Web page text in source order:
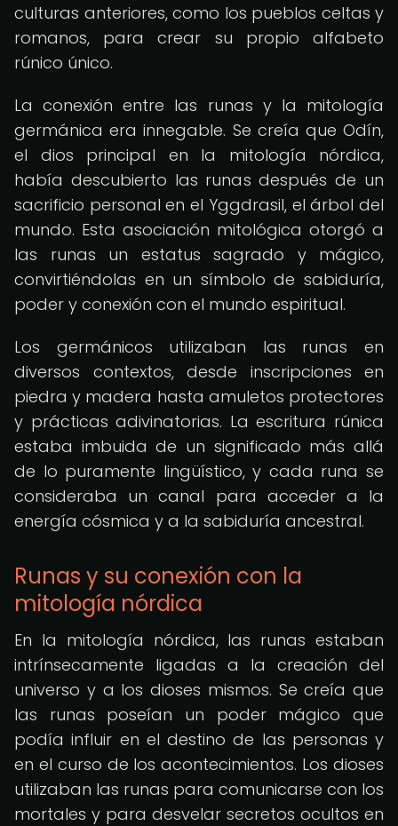
culturas anteriores, como los pueblos celtas y
romanos, para crear su propio alfabeto
rúnico único.
La conexión entre las runas y la mitología
germánica era innegable. Se creía que Odín,
el dios principal en la mitología nórdica,
había descubierto las runas después de un
sacrificio personal en el Yggdrasil, el árbol del
mundo. Esta asociación mitológica otorgó a
las runas un estatus sagrado y mágico,
convirtiéndolas en un símbolo de sabiduría,
poder y conexión con el mundo espiritual.
Los germánicos utilizaban las runas en
diversos contextos, desde inscripciones en
piedra y madera hasta amuletos protectores
y prácticas adivinatorias. La escritura rúnica
estaba imbuida de un significado más allá
de lo puramente lingüístico, y cada runa se
consideraba un canal para acceder a la
energía cósmica y a la sabiduría ancestral.
Runas y su conexión con la
mitología nórdica
En la mitología nórdica, las runas estaban
intrínsecamente ligadas a la creación del
universo y a los dioses mismos. Se creía que
las runas poseían un poder mágico que
podía influir en el destino de las personas y
en el curso de los acontecimientos. Los dioses
utilizaban las runas para comunicarse con los
mortales y para desvelar secretos ocultos en